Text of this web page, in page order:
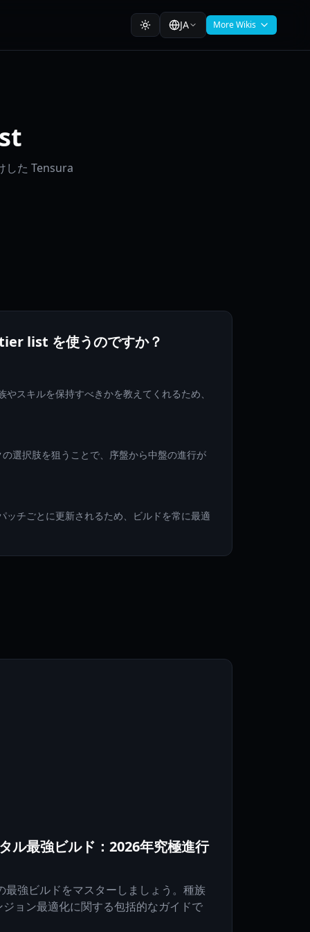
JA More Wikis
した Tensura
list を使うのですか？
スキルを保持すべきかを教えてくれるため、
選択肢を狙うことで、序盤から中盤の進行が
チごとに更新されるため、ビルドを常に最適
ル最強ビルド：2026年究極進行
最強ビルドをマスターしましょう。種族
ョン最適化に関する包括的なガイドで